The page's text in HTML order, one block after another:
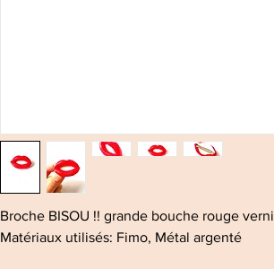
Broche BISOU !! grande bouche rouge verni
Matériaux utilisés: Fimo, Métal argenté